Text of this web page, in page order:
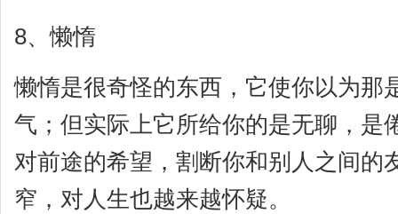
8、懒惰
懒惰是很奇怪的东西，它使你以为那
气；但实际上它所给你的是无聊，是
对前途的希望，割断你和别人之间的
窄，对人生也越来越怀疑。